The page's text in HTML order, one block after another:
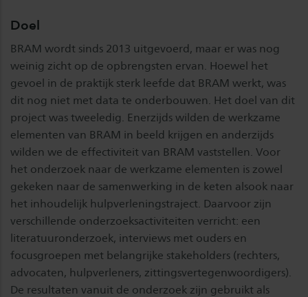
Doel
BRAM wordt sinds 2013 uitgevoerd, maar er was nog
weinig zicht op de opbrengsten ervan. Hoewel het
gevoel in de praktijk sterk leefde dat BRAM werkt, was
dit nog niet met data te onderbouwen. Het doel van dit
project was tweeledig. Enerzijds wilden de werkzame
elementen van BRAM in beeld krijgen en anderzijds
wilden we de effectiviteit van BRAM vaststellen. Voor
het onderzoek naar de werkzame elementen is zowel
gekeken naar de samenwerking in de keten alsook naar
het inhoudelijk hulpverleningstraject. Daarvoor zijn
verschillende onderzoeksactiviteiten verricht: een
literatuuronderzoek, interviews met ouders en
focusgroepen met belangrijke stakeholders (rechters,
advocaten, hulpverleners, zittingsvertegenwoordigers).
De resultaten vanuit de onderzoek zijn gebruikt als